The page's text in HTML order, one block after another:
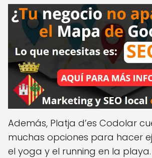
Además, Platja d’es Codolar
muchas opciones para hacer
el yoga y el running en la playa.